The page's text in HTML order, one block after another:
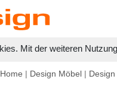
Mit der weiteren
Home | Design Möbel |